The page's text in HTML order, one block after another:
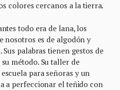
colores cercanos a la tierra.
todo era de lana, los
nosotros es de algodón y
palabras tienen gestos de
método. Su taller de
para señoras y un
a perfeccionar el teñido con